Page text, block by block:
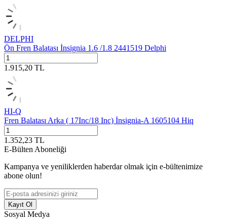
DELPHI
Ön Fren Balatası İnsignia 1.6 /1.8 2441519 Delphi
1.915,20 TL
HI-Q
Fren Balatası Arka ( 17Inc/18 Inc) İnsignia-A 1605104 Hiq
1.352,23 TL
E-Bülten Aboneliği
Kampanya ve yeniliklerden haberdar olmak için e-bültenimize
abone olun!
Kayıt Ol
Sosyal Medya